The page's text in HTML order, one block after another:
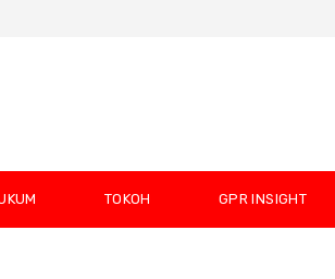
TOKOH GPR INSIGHT